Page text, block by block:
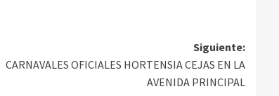
Siguiente:
CARNAVALES OFICIALES HORTENSIA CEJAS EN LA
AVENIDA PRINCIPAL